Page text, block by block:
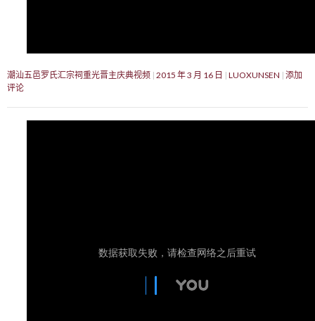
潮汕五邑罗氏汇宗祠重光晋主庆典视频 2015 年 3 月 16 日 LUOXUNSEN 添加
评论